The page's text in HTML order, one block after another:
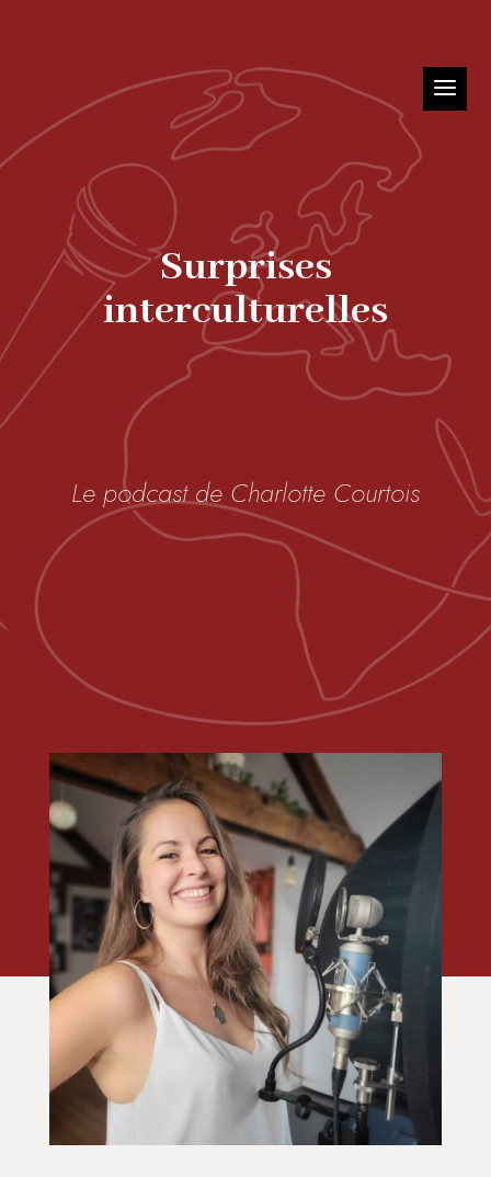
Surprises
interculturelles
Le podcast de Charlotte Courtois